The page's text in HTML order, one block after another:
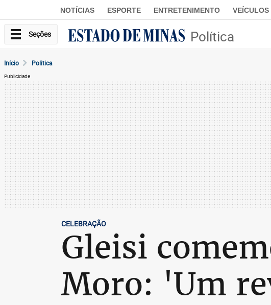
NOTÍCIAS ESPORTE ENTRETENIMENTO VEÍCULOS
Seções Política
Início Politica
Publicidade
CELEBRAÇÃO
Gleisi
Moro: 'Um